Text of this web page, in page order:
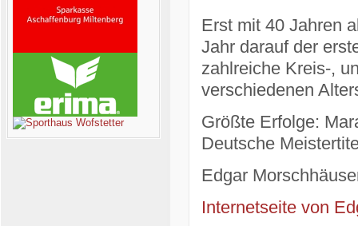
Erst mit 40 Jahren
Jahr darauf der
zahlreiche Kreis-,
verschiedenen
Größte Erfolge:
Deutsche
Edgar
Internetseite von